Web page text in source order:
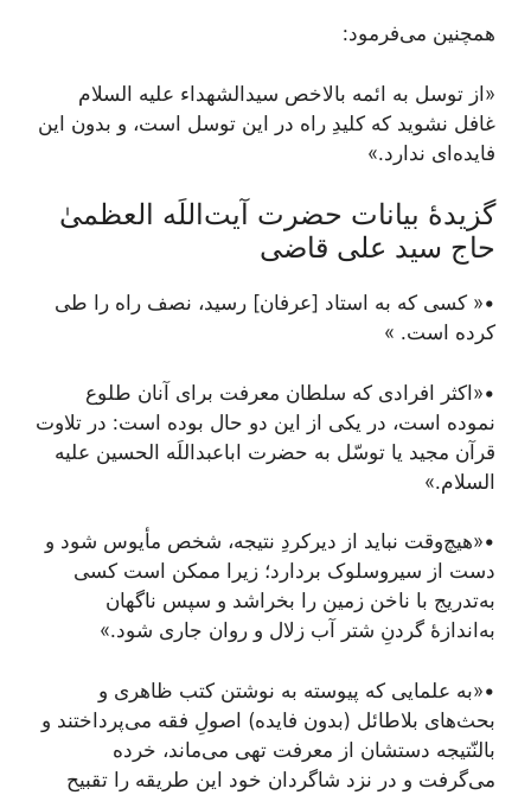
همچنین می‌فرمود:
«از توسل به ائمه بالاخص سیدالشهداء علیه السلام
غافل نشوید که کلیدِ راه در این توسل است، و بدون این
فایده‌ای ندارد.»
گزیدۀ بیانات حضرت آیت‌اللَه العظمیٰ
حاج سید علی قاضی
•« کسی که به استاد [عرفان] رسید، نصف راه را طی
کرده است. »
•«اکثر افرادی که سلطان معرفت برای آنان طلوع
نموده است، در یکی از این دو حال بوده است: در تلاوت
قرآن مجید یا توسّل به حضرت اباعبداللَه الحسین علیه
السلام.»
•«هیچ‌وقت نباید از دیرکردِ نتیجه، شخص مأیوس شود و
دست از سیروسلوک بردارد؛ زیرا ممکن است کسی
به‌تدریج با ناخن زمین را بخراشد و سپس ناگهان
به‌اندازۀ گردنِ شتر آب زلال و روان جاری شود.»
•«به علمایی که پیوسته به نوشتن کتب ظاهری و
بحث‌های بلاطائل (بدون فایده) اصولِ فقه می‌پرداختند و
بالنّتیجه دستشان از معرفت تهی می‌ماند، خرده
می‌گرفت و در نزد شاگردان خود این طریقه را تقبیح